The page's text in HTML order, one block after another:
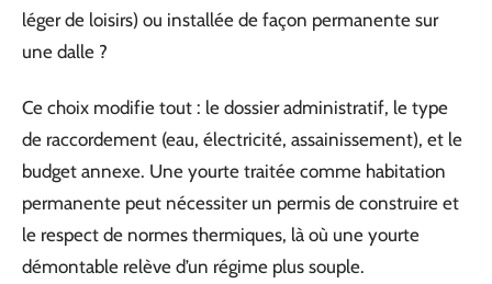
léger de loisirs) ou installée de façon permanente sur
une dalle ?
Ce choix modifie tout : le dossier administratif, le type
de raccordement (eau, électricité, assainissement), et le
budget annexe. Une yourte traitée comme habitation
permanente peut nécessiter un permis de construire et
le respect de normes thermiques, là où une yourte
démontable relève d’un régime plus souple.